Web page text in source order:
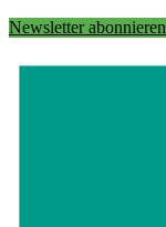
Newsletter abonnieren